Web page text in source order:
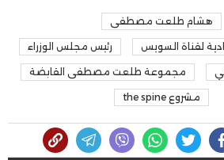
هشام طلعت مصطفى
لقناة السويس رئيس مجلس الوزراء
مجموعة طلعت مصطفى القابضة
مشروع the spine